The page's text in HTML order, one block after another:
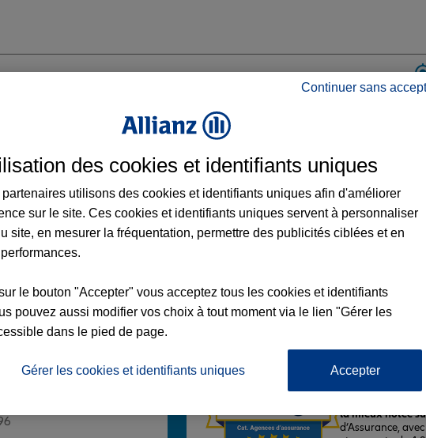
SUR MARNE
MELIES
MARNE
Voir l'agence
SUR MARNE
L'important
Pour la 2ème
la mieux notée
d’Assurance,
Continuer sans
des cookies et identifiants uniques
partenaires utilisons des cookies et identifiants uniques afin d'améliorer
sur le site. Ces cookies et identifiants uniques servent à personnaliser
site, en mesurer la fréquentation, permettre des publicités ciblées et en
le bouton "Accepter" vous acceptez tous les cookies et identifiants
pouvez aussi modifier vos choix à tout moment via le lien "Gérer les
dans le pied de page.
Gérer les cookies et identifiants uniques Accepter